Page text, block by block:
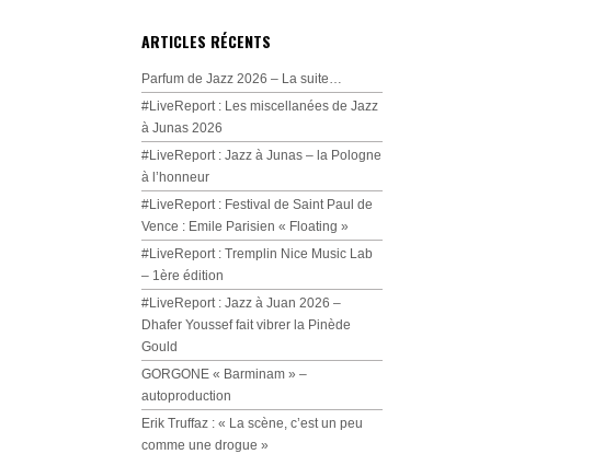
ARTICLES RÉCENTS
Parfum de Jazz 2026 – La suite…
#LiveReport : Les miscellanées de Jazz
à Junas 2026
#LiveReport : Jazz à Junas – la Pologne
à l’honneur
#LiveReport : Festival de Saint Paul de
Vence : Emile Parisien « Floating »
#LiveReport : Tremplin Nice Music Lab
– 1ère édition
#LiveReport : Jazz à Juan 2026 –
Dhafer Youssef fait vibrer la Pinède
Gould
GORGONE « Barminam » –
autoproduction
Erik Truffaz : « La scène, c’est un peu
comme une drogue »